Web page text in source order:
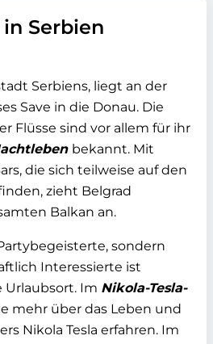
Serbien
Serbiens, liegt an der
Save in die Donau. Die
Flüsse sind vor allem für ihr
bekannt. Mit
die sich teilweise auf den
zieht Belgrad
Balkan an.
sondern
Interessierte ist
Urlaubsort. Im Nikola-Tesla-
mehr über das Leben und
Nikola Tesla erfahren. Im